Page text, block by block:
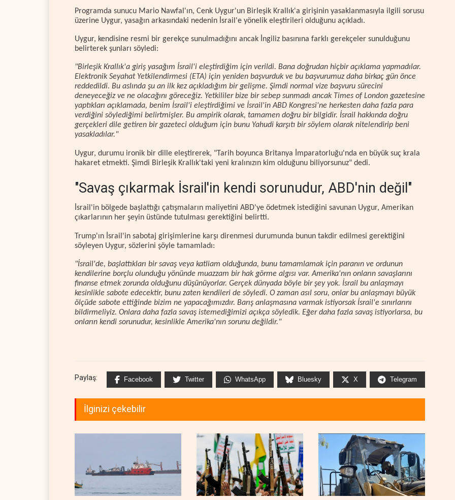
Programda sunucu Mario Nawfal'ın, Cenk Uygur'un Birleşik Krallık'a girişinin yasaklanmasıyla ilgili sorusu
üzerine Uygur, yasağın arkasındaki nedenin İsrail'e yönelik eleştirileri olduğunu açıkladı.
Uygur, kendisine resmi bir gerekçe sunulmadığını ancak İngiliz basınına farklı gerekçeler sunulduğunu
belirterek şunları söyledi:
"Birleşik Krallık'a giriş yasağım İsrail'i eleştirdiğim için verildi. Bana doğrudan hiçbir açıklama yapmadılar.
Elektronik Seyahat Yetkilendirmesi (ETA) için yeniden başvurduk ve bu başvurumuz daha birkaç gün önce
reddedildi. Bu aslında şu an ilk kez açıkladığım bir gelişme. Şimdi normal vize başvuru sürecini
deneyeceğiz ve ne olacağını göreceğiz. Yetkililer bize bir sebep sunmadı ancak Times of London gazetesine
yaptıkları açıklamada, benim İsrail'i eleştirdiğimi ve İsrail'in ABD Kongresi'ne herkesten daha fazla para
verdiğini söylediğimi belirtmişler. Bu ampirik olarak, tamamen doğru bir bilgidir. İsrail hakkında doğru
gerçekleri dile getiren bir gazeteci olduğum için bunu Yahudi karşıtı bir söylem olarak nitelendirip beni
yasakladılar."
Uygur, durumu ironik bir dille eleştirerek, "Tarih boyunca Britanya İmparatorluğu'nda en büyük suç krala
hakaret etmekti. Şimdi Birleşik Krallık'taki yeni kralınızın kim olduğunu biliyorsunuz" dedi.
"Savaş çıkarmak İsrail'in kendi sorunudur, ABD'nin değil"
İsrail'in bölgede başlattığı çatışmaların maliyetini ABD'ye ödetmek istediğini savunan Uygur, Amerikan
çıkarlarının her şeyin üstünde tutulması gerektiğini belirtti.
Trump'ın İsrail'in sabotaj girişimlerine karşı direnmesi durumunda bunun takdir edilmesi gerektiğini
söyleyen Uygur, sözlerini şöyle tamamladı:
"İsrail'de, başlattıkları bir savaş veya katliam olduğunda, bunu tamamlamak için paranın ve ordunun
kendilerine borçlu olunduğu yönünde muazzam bir hak görme algısı var. Amerika'nın onların savaşlarını
finanse etmek zorunda olduğunu düşünüyorlar. Gerçek dünyada böyle bir şey yok. İsrail bu anlaşmayı
kesinlikle sabote edecektir, bunu zaten kendileri de söyledi. O zaman asıl soru, onlar bu anlaşmayı büyük
ölçüde sabote ettiğinde bizim ne yapacağımızdır. Barış anlaşmasına varmak istiyorsak İsrail'e sınırlarını
bildirmeliyiz. Onlara daha fazla savaş istemediğimizi açıkça söyledik. Eğer daha fazla savaş istiyorlarsa, bu
onların kendi sorunudur, kesinlikle Amerika'nın sorunu değildir."
Paylaş: Facebook Twitter WhatsApp Bluesky X Telegram
İlginizi çekebilir